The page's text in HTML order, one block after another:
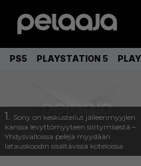
PS5 PLAYSTATION 5
1. Sony on keskustellut jälleenmyyjien
kanssa levyttömyyteen siirtymisestä –
Yhdysvalloissa pelejä myydään
latauskoodin sisältävissä koteloissa